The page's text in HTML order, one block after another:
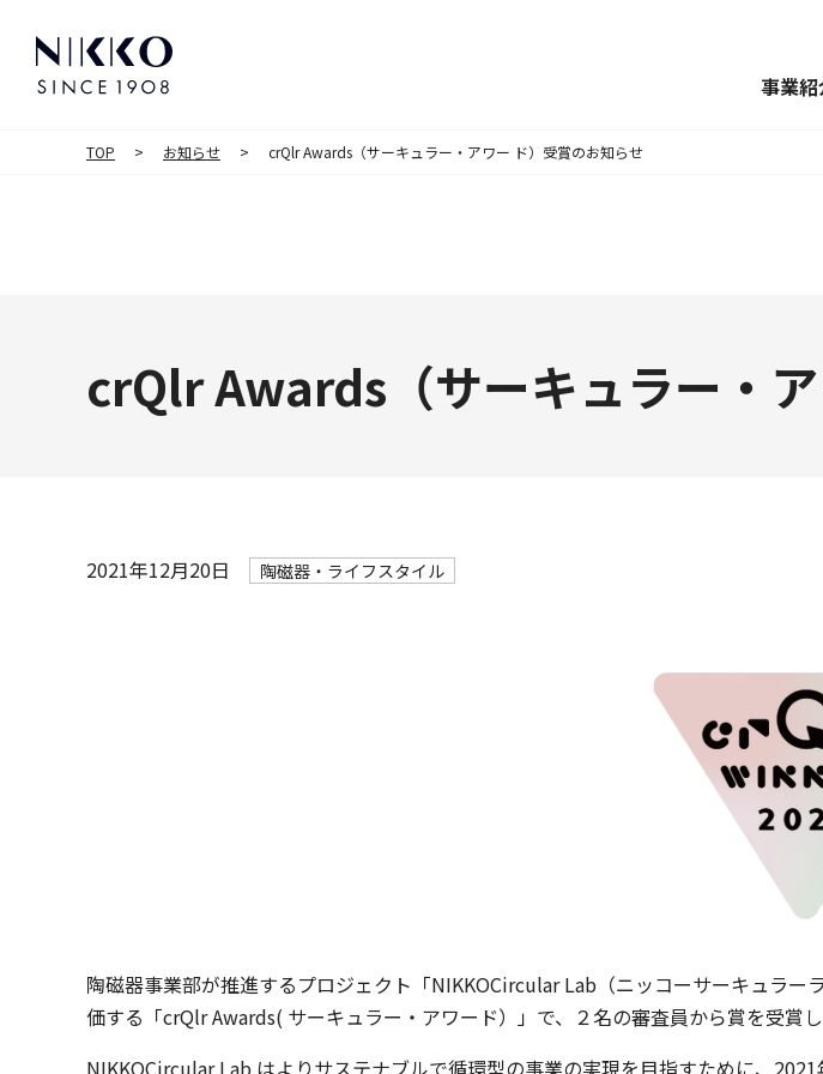
事業
TOP お知らせ crQlr Awards（サーキュラー・アワー ド）受賞のお知らせ
crQlr Awards（サーキュラー・
2021年12月20日 陶磁器・ライフスタイル
陶磁器事業部が推進するプロジェクト「NIKKOCircular Lab（ニッコーサーキュラ
価する「crQlr Awards( サーキュラー・アワード）」で、２名の審査員から賞を受賞
NIKKOCircular Lab はよりサステナブルで循環型の事業の実現を目指すために、2021